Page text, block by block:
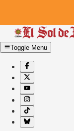
Toggle Menu